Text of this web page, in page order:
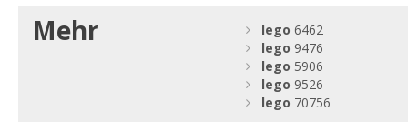
Mehr lego 6462
lego 9476
lego 5906
lego 9526
lego 70756